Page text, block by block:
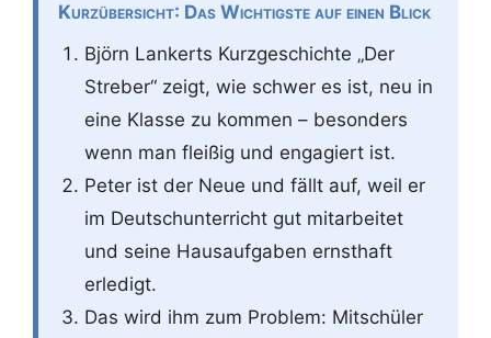
Kurzübersicht: Das Wichtigste auf einen Blick
Björn Lankerts Kurzgeschichte „Der
Streber“ zeigt, wie schwer es ist, neu in
eine Klasse zu kommen – besonders
wenn man fleißig und engagiert ist.
Peter ist der Neue und fällt auf, weil er
im Deutschunterricht gut mitarbeitet
und seine Hausaufgaben ernsthaft
erledigt.
Das wird ihm zum Problem: Mitschüler